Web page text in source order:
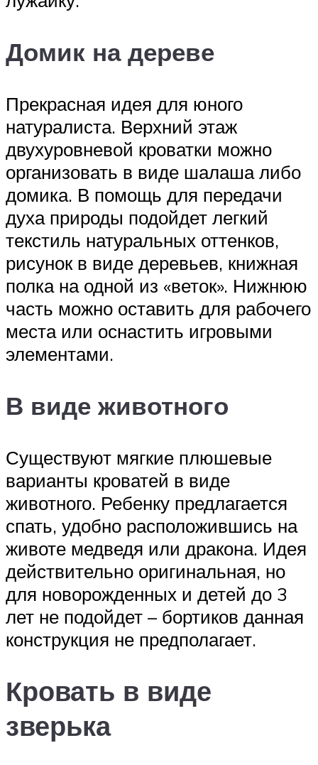
Домик на дереве
Прекрасная идея для юного
натуралиста. Верхний этаж
двухуровневой кроватки можно
организовать в виде шалаша либо
домика. В помощь для передачи
духа природы подойдет легкий
текстиль натуральных оттенков,
рисунок в виде деревьев, книжная
полка на одной из «веток». Нижнюю
часть можно оставить для рабочего
места или оснастить игровыми
элементами.
В виде животного
Существуют мягкие плюшевые
варианты кроватей в виде
животного. Ребенку предлагается
спать, удобно расположившись на
животе медведя или дракона. Идея
действительно оригинальная, но
для новорожденных и детей до 3
лет не подойдет – бортиков данная
конструкция не предполагает.
Кровать в виде
зверька